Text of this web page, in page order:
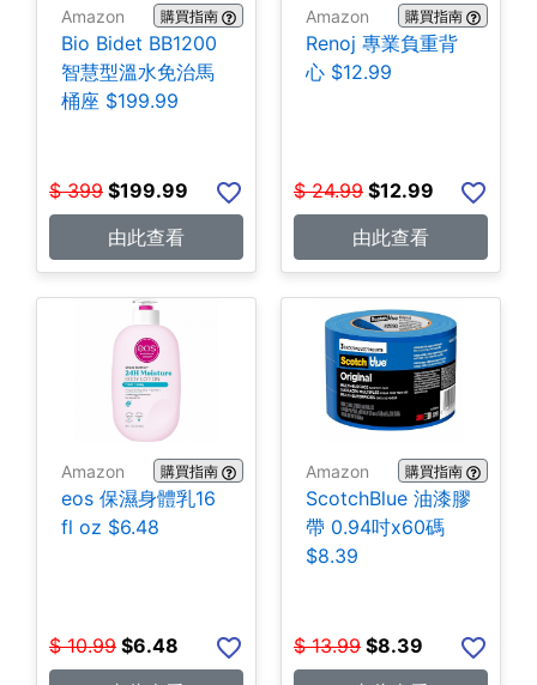
Amazon 購買指南
Bio Bidet BB1200
智慧型溫水免治馬
桶座 $199.99
$ 399 $199.99
由此查看
Amazon 購買指南
Renoj 專業負重背
心 $12.99
$ 24.99 $12.99
由此查看
Amazon 購買指南
eos 保濕身體乳16
fl oz $6.48
$ 10.99 $6.48
Amazon 購買指南
ScotchBlue 油漆膠
帶 0.94吋x60碼
$8.39
$ 13.99 $8.39